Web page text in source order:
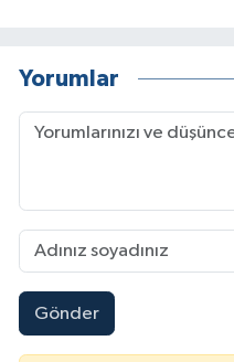
Yorumlar
Gönder